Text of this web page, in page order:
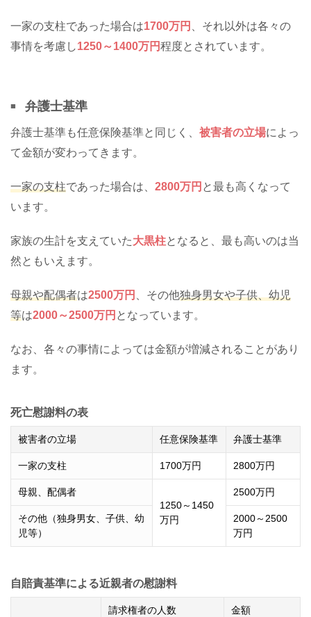
一家の支柱であった場合は1700万円
、それ以外は各々の
事情を考慮し1250～1400万円程度とされています。
弁護士基準
弁護士基準も任意保険基準と同じく、 被害者の立場によっ
て金額が変わってきます。
一家の支柱であった場合は、 2800万円 と最も高くなって
います。
家族の生計を支えていた大黒柱となると、最も高いのは当
然ともいえます。
母親や配偶者は2500万円 、その他独身男女や子供、幼児
等は2000～2500万円 となっています。
なお、各々の事情によっては金額が増減されることがあり
ます。
死亡慰謝料の表
被害者の立場 任意保険基準 弁護士基準
一家の支柱 1700万円 2800万円
母親、配偶者
1250～1450
万円
2500万円
その他（独身男女、子供、幼
児等）
2000～2500
万円
自賠責基準による近親者の慰謝料
請求権者の人数 金額